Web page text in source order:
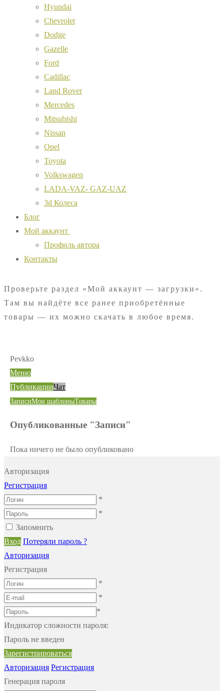
Hyundai
Chevrolet
Dodge
Gazelle
Ford
Cadillac
Land Rover
Mercedes
Mitsubishi
Nissan
Opel
Toyota
Volkswagen
LADA-VAZ- GAZ-UAZ
3d Колеса
Блог
Мой аккаунт
Профиль автора
Контакты
Проверьте раздел «Мой аккаунт — загрузки».
Там вы найдёте все ранее приобретённые
товары — их можно скачать в любое время.
Pevkko
Меню
ПубликацииЧат
ЗаписиМои шаблоныТовары
Опубликованные "Записи"
Пока ничего не было опубликовано
Авторизация
Регистрация
*
*
Запомнить
Вход Потеряли пароль ?
Авторизация
Регистрация
*
*
*
Индикатор сложности пароля:
Пароль не введен
Зарегистрироваться
Авторизация Регистрация
Генерация пароля